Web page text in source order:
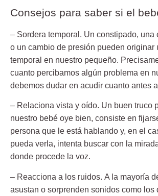
Consejos para saber si el
– Sordera temporal. Un constipado, una
o un cambio de presión pueden originar
temporal en nuestro pequeño.
cuanto percibamos algún problema en
debemos dudar en acudir cuanto antes
– Relaciona vista y oído. Un buen truco
nuestro bebé oye bien, consiste en
persona que le está hablando y, en el
pueda verla, intenta buscar con la
donde procede la voz.
– Reacciona a los ruidos. A la mayoría
asustan o sorprenden sonidos como los